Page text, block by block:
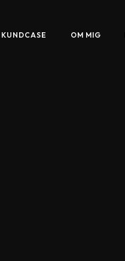
KUNDCASE OM MIG